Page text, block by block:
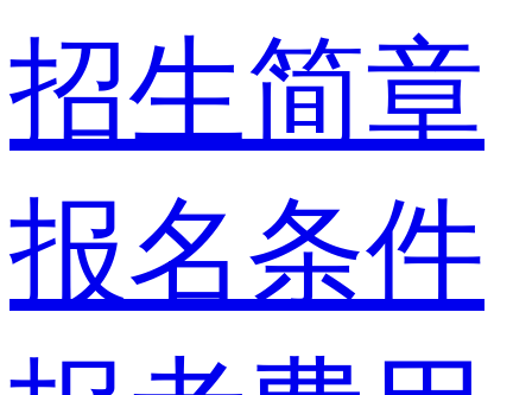
招生简章
报名条件